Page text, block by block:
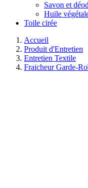
Savon et
Huile
Toile cirée
Accueil
Produit d'Entretien
Entretien Textile
Fraicheur Garde-